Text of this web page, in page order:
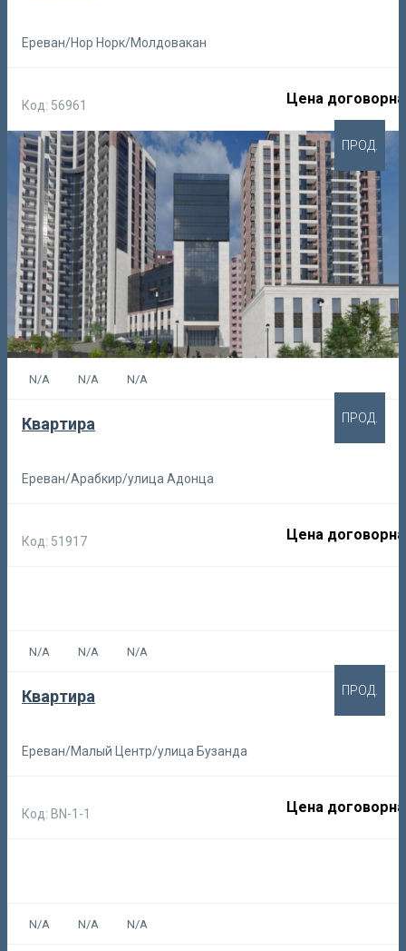
Ереван/Нор Норк/Молдовакан
Код: 56961 Цена
ПРОД.
N/A N/A N/A
Квартира
Ереван/Арабкир/улица Адонца
Код: 51917 Цена
ПРОД.
N/A N/A N/A
Квартира
Ереван/Малый Центр/улица Бузанда
Код: BN-1-1 Цена
ПРОД.
N/A N/A N/A